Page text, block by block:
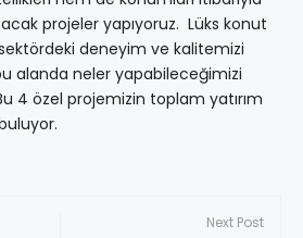
projeler yapıyoruz. Lüks konut
deneyim ve kalitemizi
alanda neler yapabileceğimizi
4 özel projemizin toplam yatırım
Next Post